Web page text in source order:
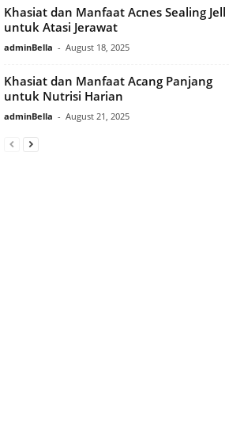
Khasiat dan Manfaat Acnes Sealing Jell
untuk Atasi Jerawat
adminBella - August 18, 2025
Khasiat dan Manfaat Acang Panjang
untuk Nutrisi Harian
adminBella - August 21, 2025